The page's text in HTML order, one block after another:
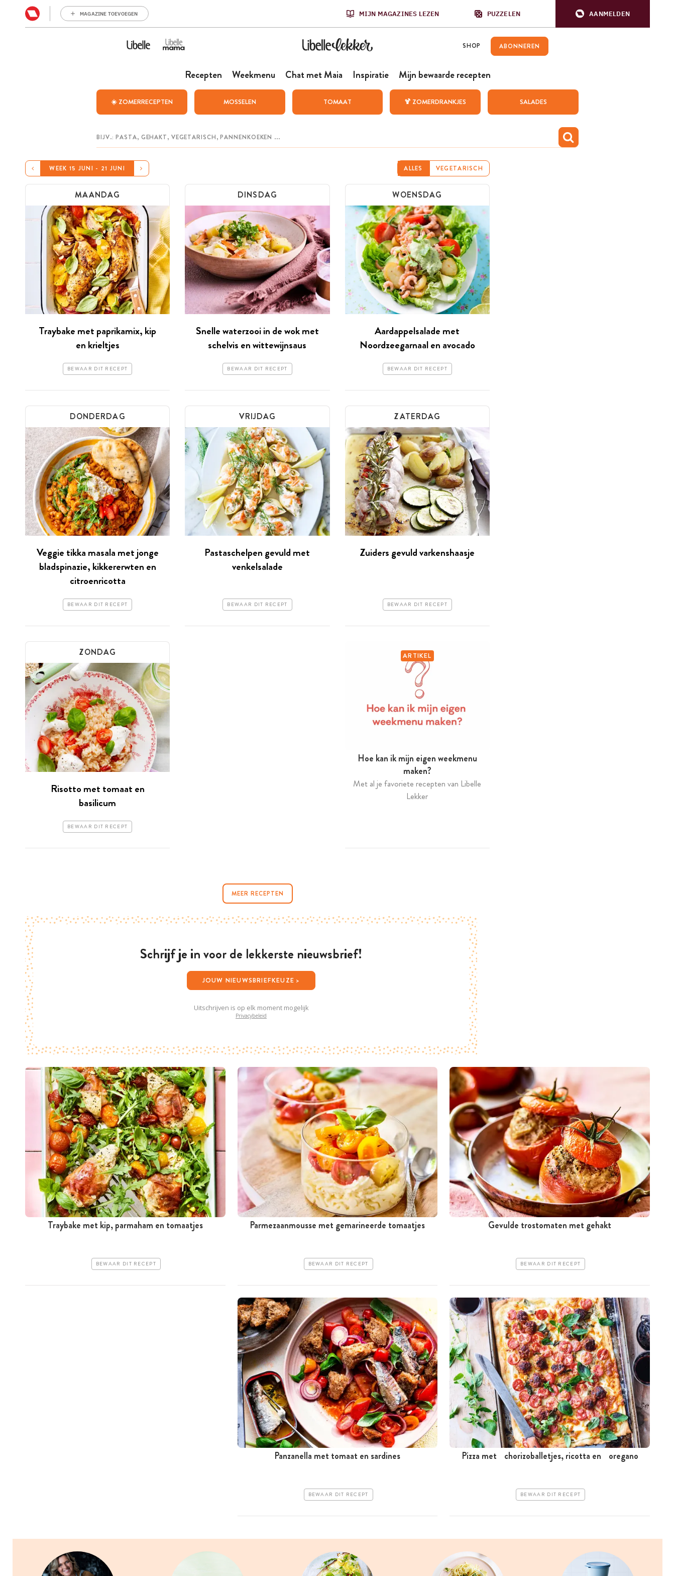
MAGAZINE TOEVOEGEN MIJN MAGAZINES LEZEN PUZZELEN AANMELDEN
SHOP ABONNEREN
Recepten Weekmenu Chat met Maia Inspiratie Mijn bewaarde recepten
☀️ ZOMERRECEPTEN MOSSELEN TOMAAT 🍹 ZOMERDRANKJES SALADES
WEEK 15 JUNI - 21 JUNI ALLES VEGETARISCH
MAANDAG
Traybake met paprikamix, kip
en krieltjes
BEWAAR DIT RECEPT
DINSDAG
Snelle waterzooi in de wok met
schelvis en wittewijnsaus
BEWAAR DIT RECEPT
WOENSDAG
Aardappelsalade met
Noordzeegarnaal en avocado
BEWAAR DIT RECEPT
DONDERDAG
Veggie tikka masala met jonge
bladspinazie, kikkererwten en
citroenricotta
BEWAAR DIT RECEPT
VRIJDAG
Pastaschelpen gevuld met
venkelsalade
BEWAAR DIT RECEPT
ZATERDAG
Zuiders gevuld varkenshaasje
BEWAAR DIT RECEPT
ZONDAG
Risotto met tomaat en
basilicum
BEWAAR DIT RECEPT
ARTIKEL
Hoe kan ik mijn eigen weekmenu
maken?
Met al je favoriete recepten van Libelle
Lekker
MEER RECEPTEN
Schrijf je in voor de lekkerste nieuwsbrief!
JOUW NIEUWSBRIEFKEUZE >
Uitschrijven is op elk moment mogelijk
Privacybeleid
Traybake met kip, parmaham en tomaatjes
BEWAAR DIT RECEPT
Parmezaanmousse met gemarineerde tomaatjes
BEWAAR DIT RECEPT
Gevulde trostomaten met gehakt
BEWAAR DIT RECEPT
Panzanella met tomaat en sardines
BEWAAR DIT RECEPT
Pizza met chorizoballetjes, ricotta en oregano
BEWAAR DIT RECEPT